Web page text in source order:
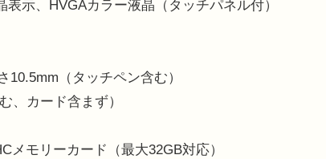
示、HVGAカラー液晶（タッチパネル付）
（タッチペン含む）
、カード含まず）
メモリーカード（最大32GB対応）